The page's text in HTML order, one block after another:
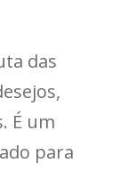
das
É um
para